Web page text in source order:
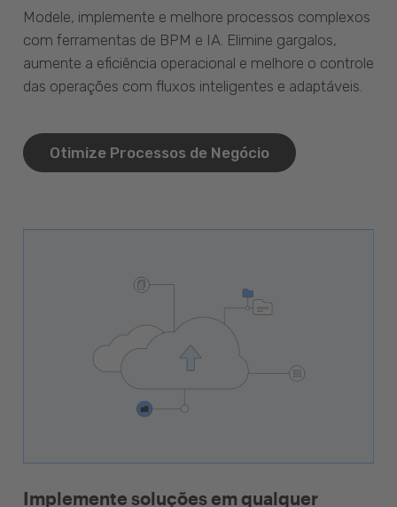
Modele, implemente e melhore processos complexos
com ferramentas de BPM e IA. Elimine gargalos,
aumente a eficiência operacional e melhore o controle
das operações com fluxos inteligentes e adaptáveis.
Otimize Processos de Negócio
Implemente soluções em qualquer